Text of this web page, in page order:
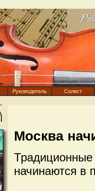
Руководитель Солист
Москва
начинаются в